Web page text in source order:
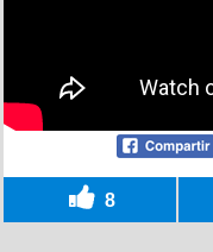
8